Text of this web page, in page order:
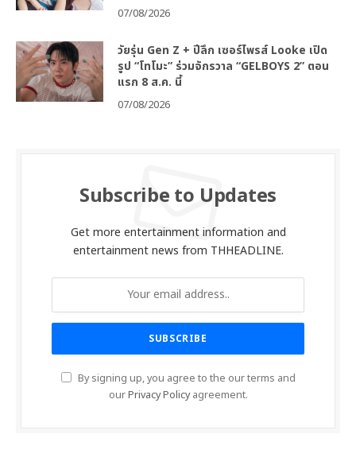
07/08/2026
วัยรุ่น Gen Z + ปีลึก เซอร์ไพรส์ Looke เปิด
รูป “โทโมะ” ร่วมจักรวาล “GELBOYS 2” ตอน
แรก 8 ส.ค. นี้
07/08/2026
Subscribe to Updates
Get more entertainment information and
entertainment news from THHEADLINE.
By signing up, you agree to the our terms and
ourPrivacy Policyagreement.